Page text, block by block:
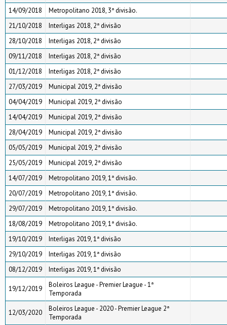
14/09/2018
Metropolitano 2018, 3ª divisão.
21/10/2018
Interligas 2018, 2ª divisão
28/10/2018
Interligas 2018, 2ª divisão
09/11/2018
Interligas 2018, 2ª divisão
01/12/2018
Interligas 2018, 2ª divisão
27/03/2019
Municipal 2019, 2ª divisão
04/04/2019
Municipal 2019, 2ª divisão
14/04/2019
Municipal 2019, 2ª divisão
28/04/2019
Municipal 2019, 2ª divisão
05/05/2019
Municipal 2019, 2ª divisão
25/05/2019
Municipal 2019, 2ª divisão
14/07/2019
Metropolitano 2019, 1ª divisão.
20/07/2019
Metropolitano 2019, 1ª divisão.
29/07/2019
Metropolitano 2019, 1ª divisão.
18/08/2019
Metropolitano 2019, 1ª divisão.
19/10/2019
Interligas 2019, 1ª divisão
29/10/2019
Interligas 2019, 1ª divisão
08/12/2019
Interligas 2019, 1ª divisão
19/12/2019
Boleiros League - Premier League - 1ª
Temporada
12/03/2020
Boleiros League - 2020 - Premier League 2ª
Temporada